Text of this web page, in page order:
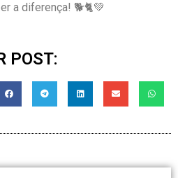
a diferença! 🐕🐈💚
POST: